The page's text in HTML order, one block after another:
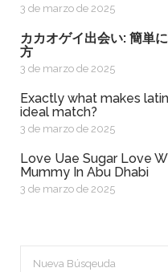
3 de marzo de 2025
カカオゲイ出会い: 簡単に理想のパートナーを探すやり
方
3 de marzo de 2025
exactly what makes latino guys and black women an
ideal match?
3 de marzo de 2025
Love Uae Sugar Love With An Abundant Sugar
Mummy In Abu Dhabi
3 de marzo de 2025